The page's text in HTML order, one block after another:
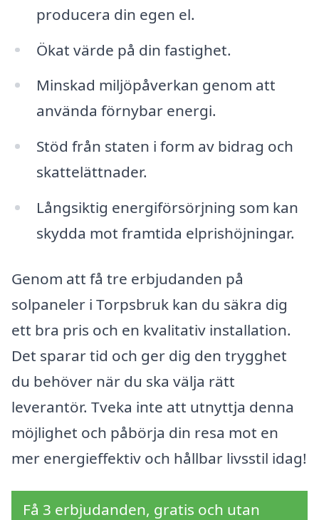
producera din egen el.
Ökat värde på din fastighet.
Minskad miljöpåverkan genom att
använda förnybar energi.
Stöd från staten i form av bidrag och
skattelättnader.
Långsiktig energiförsörjning som kan
skydda mot framtida elprishöjningar.
Genom att få tre erbjudanden på
solpaneler i Torpsbruk kan du säkra dig
ett bra pris och en kvalitativ installation.
Det sparar tid och ger dig den trygghet
du behöver när du ska välja rätt
leverantör. Tveka inte att utnyttja denna
möjlighet och påbörja din resa mot en
mer energieffektiv och hållbar livsstil idag!
Få 3 erbjudanden, gratis och utan